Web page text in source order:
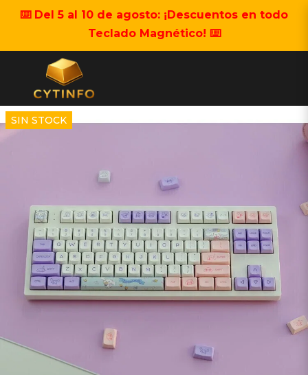
⌨️ Del 5 al 10 de agosto: ¡Descuentos en todo
Teclado Magnético! ⌨️
SIN STOCK